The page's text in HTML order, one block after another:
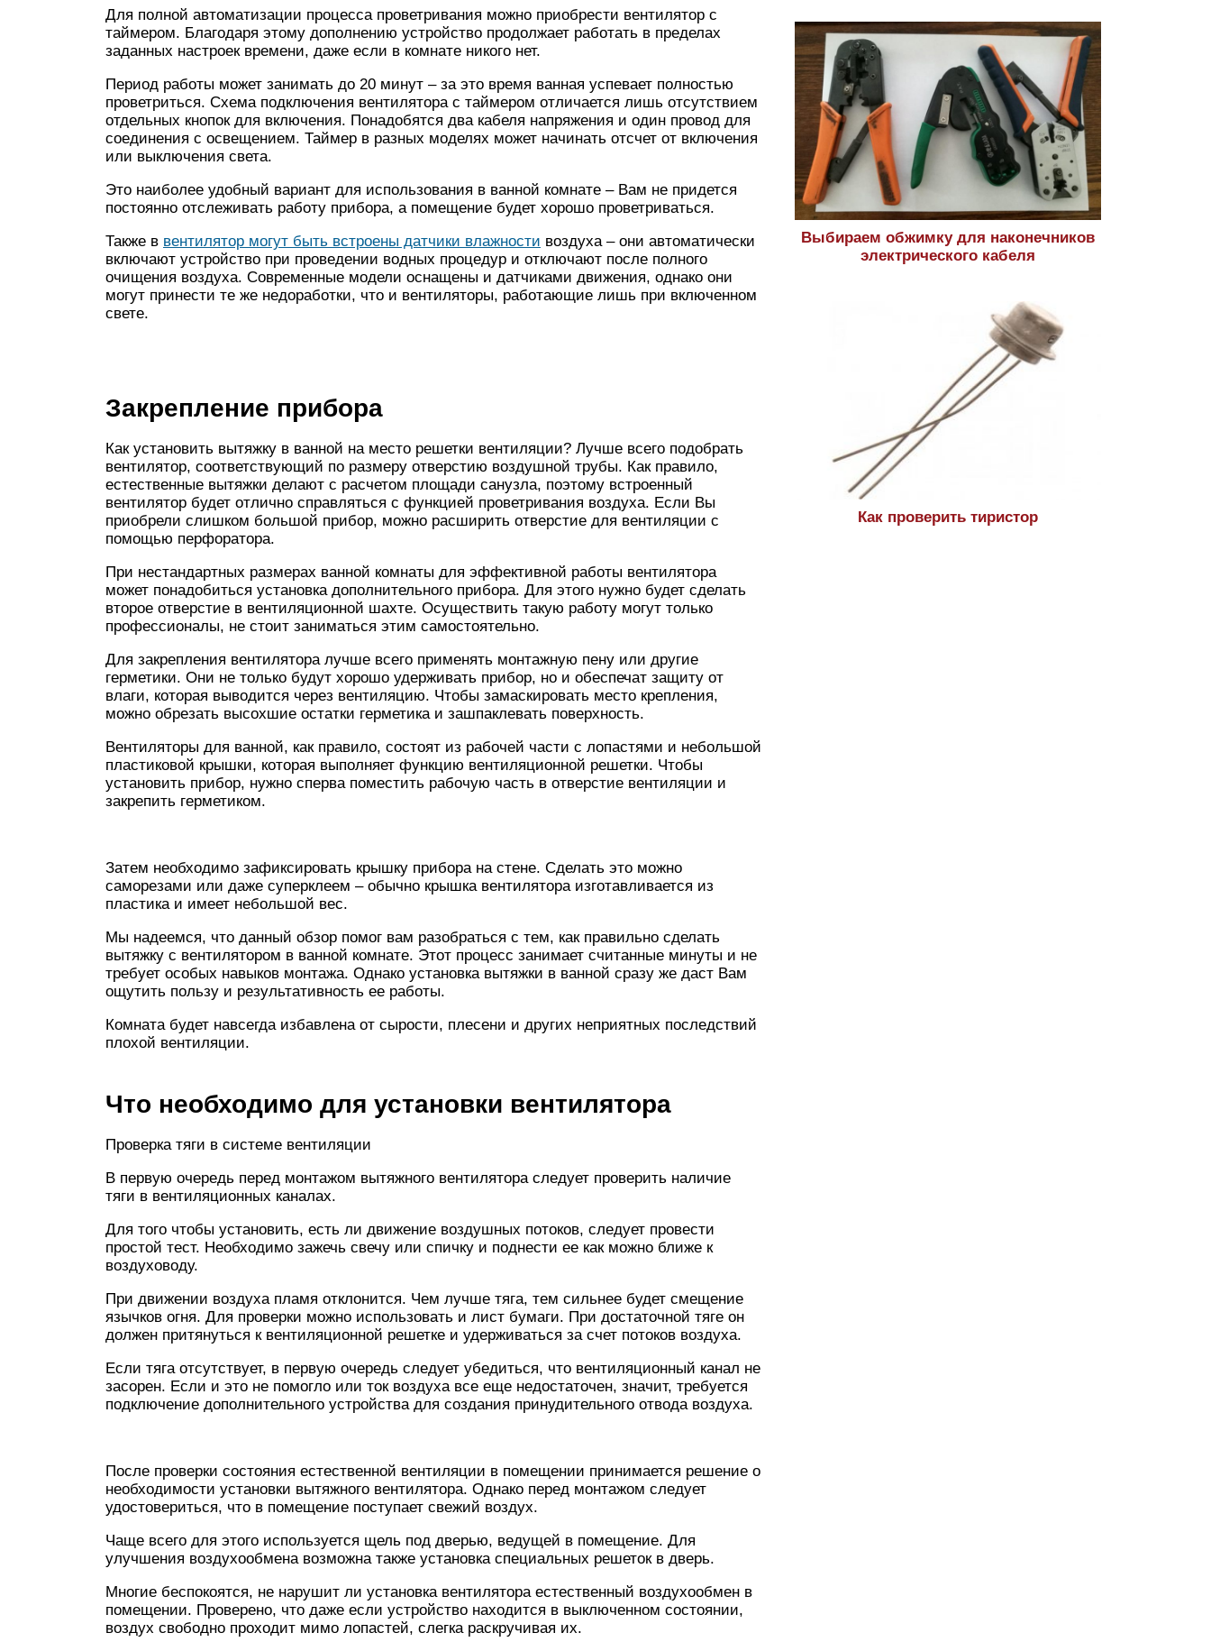
Для полной автоматизации процесса проветривания можно приобрести вентилятор с
таймером. Благодаря этому дополнению устройство продолжает работать в пределах
заданных настроек времени, даже если в комнате никого нет.
Период работы может занимать до 20 минут – за это время ванная успевает полностью
проветриться. Схема подключения вентилятора с таймером отличается лишь отсутствием
отдельных кнопок для включения. Понадобятся два кабеля напряжения и один провод для
соединения с освещением. Таймер в разных моделях может начинать отсчет от включения
или выключения света.
Это наиболее удобный вариант для использования в ванной комнате – Вам не придется
постоянно отслеживать работу прибора, а помещение будет хорошо проветриваться.
Также в вентилятор могут быть встроены датчики влажности воздуха – они автоматически
включают устройство при проведении водных процедур и отключают после полного
очищения воздуха. Современные модели оснащены и датчиками движения, однако они
могут принести те же недоработки, что и вентиляторы, работающие лишь при включенном
свете.
Закрепление прибора
Как установить вытяжку в ванной на место решетки вентиляции? Лучше всего подобрать
вентилятор, соответствующий по размеру отверстию воздушной трубы. Как правило,
естественные вытяжки делают с расчетом площади санузла, поэтому встроенный
вентилятор будет отлично справляться с функцией проветривания воздуха. Если Вы
приобрели слишком большой прибор, можно расширить отверстие для вентиляции с
помощью перфоратора.
При нестандартных размерах ванной комнаты для эффективной работы вентилятора
может понадобиться установка дополнительного прибора. Для этого нужно будет сделать
второе отверстие в вентиляционной шахте. Осуществить такую работу могут только
профессионалы, не стоит заниматься этим самостоятельно.
Для закрепления вентилятора лучше всего применять монтажную пену или другие
герметики. Они не только будут хорошо удерживать прибор, но и обеспечат защиту от
влаги, которая выводится через вентиляцию. Чтобы замаскировать место крепления,
можно обрезать высохшие остатки герметика и зашпаклевать поверхность.
Вентиляторы для ванной, как правило, состоят из рабочей части с лопастями и небольшой
пластиковой крышки, которая выполняет функцию вентиляционной решетки. Чтобы
установить прибор, нужно сперва поместить рабочую часть в отверстие вентиляции и
закрепить герметиком.
Затем необходимо зафиксировать крышку прибора на стене. Сделать это можно
саморезами или даже суперклеем – обычно крышка вентилятора изготавливается из
пластика и имеет небольшой вес.
Мы надеемся, что данный обзор помог вам разобраться с тем, как правильно сделать
вытяжку с вентилятором в ванной комнате. Этот процесс занимает считанные минуты и не
требует особых навыков монтажа. Однако установка вытяжки в ванной сразу же даст Вам
ощутить пользу и результативность ее работы.
Комната будет навсегда избавлена от сырости, плесени и других неприятных последствий
плохой вентиляции.
Что необходимо для установки вентилятора
Проверка тяги в системе вентиляции
В первую очередь перед монтажом вытяжного вентилятора следует проверить наличие
тяги в вентиляционных каналах.
Для того чтобы установить, есть ли движение воздушных потоков, следует провести
простой тест. Необходимо зажечь свечу или спичку и поднести ее как можно ближе к
воздуховоду.
При движении воздуха пламя отклонится. Чем лучше тяга, тем сильнее будет смещение
язычков огня. Для проверки можно использовать и лист бумаги. При достаточной тяге он
должен притянуться к вентиляционной решетке и удерживаться за счет потоков воздуха.
Если тяга отсутствует, в первую очередь следует убедиться, что вентиляционный канал не
засорен. Если и это не помогло или ток воздуха все еще недостаточен, значит, требуется
подключение дополнительного устройства для создания принудительного отвода воздуха.
После проверки состояния естественной вентиляции в помещении принимается решение о
необходимости установки вытяжного вентилятора. Однако перед монтажом следует
удостовериться, что в помещение поступает свежий воздух.
Чаще всего для этого используется щель под дверью, ведущей в помещение. Для
улучшения воздухообмена возможна также установка специальных решеток в дверь.
Многие беспокоятся, не нарушит ли установка вентилятора естественный воздухообмен в
помещении. Проверено, что даже если устройство находится в выключенном состоянии,
воздух свободно проходит мимо лопастей, слегка раскручивая их.
Выбираем обжимку для наконечников
электрического кабеля
Как проверить тиристор